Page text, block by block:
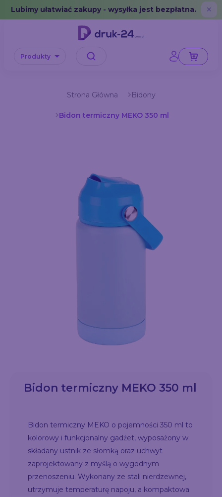
Error: No data in cache or invalid format
Lubimy ułatwiać zakupy - wysyłka jest bezpłatna. ✕
Produkty
Strona Główna Bidony
Bidon termiczny MEKO 350 ml
Bidon termiczny MEKO 350 ml
Bidon termiczny MEKO o pojemności 350 ml to
kolorowy i funkcjonalny gadżet, wyposażony w
składany ustnik ze słomką oraz uchwyt
zaprojektowany z myślą o wygodnym
przenoszeniu. Wykonany ze stali nierdzewnej,
utrzymuje temperaturę napoju, a kompaktowa